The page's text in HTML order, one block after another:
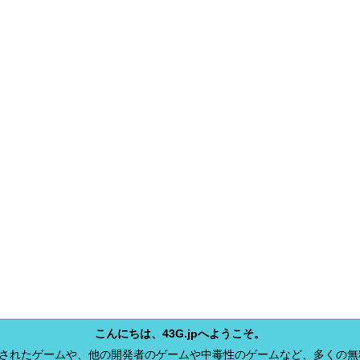
こんにちは、43G.jpへようこそ。
れたゲームや、他の開発者のゲームや中毒性のゲームなど、多くの無